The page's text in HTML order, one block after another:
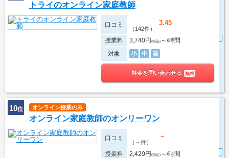
トライのオンライン家庭教師
口コミ 3.45
（142件）
授業料 3,740円(税込) ～/時間
対象
小 中 高
料金を問い合わせる 無料
10位 オンライン授業のみ
オンライン家庭教師のオンリーワン
口コミ －
（－件）
授業料 2,420円(税込) ～/時間